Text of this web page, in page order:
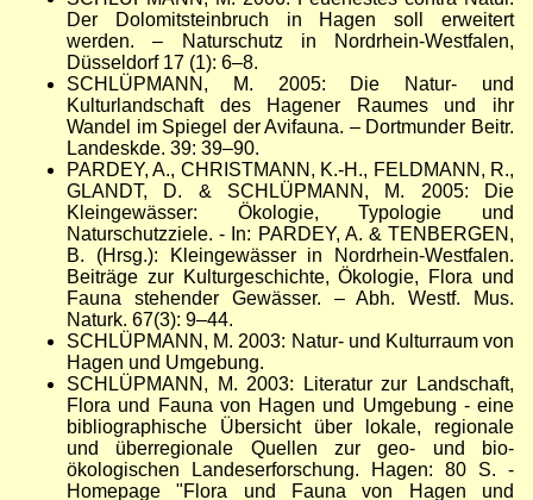
Der Dolomitsteinbruch in Hagen soll erweitert
werden.– Naturschutz in Nordrhein-Westfalen,
Düsseldorf 17 (1): 6–8.
SCHLÜPMANN, M. 2005: Die Natur- und
Kulturlandschaft des Hagener Raumes und ihr
Wandel im Spiegel der Avifauna. –Dortmunder Beitr.
Landeskde. 39: 39–90.
PARDEY, A., CHRISTMANN, K.-H., FELDMANN, R.,
GLANDT, D. & SCHLÜPMANN, M. 2005: Die
Kleingewässer: Ökologie, Typologie und
Naturschutzziele. - In: PARDEY, A. & TENBERGEN,
B. (Hrsg.): Kleingewässer in Nordrhein-Westfalen.
Beiträge zur Kulturgeschichte, Ökologie, Flora und
Fauna stehender Gewässer. –Abh. Westf. Mus.
Naturk. 67(3): 9–44.
SCHLÜPMANN, M. 2003: Natur- und Kulturraum von
Hagen und Umgebung.
SCHLÜPMANN, M. 2003: Literatur zur Landschaft,
Flora und Fauna von Hagen und Umgebung - eine
bibliographische Übersicht über lokale, regionale
und überregionale Quellen zur geo- und bio-
ökologischen Landeserforschung. Hagen: 80 S. -
Homepage "Flora und Fauna von Hagen und